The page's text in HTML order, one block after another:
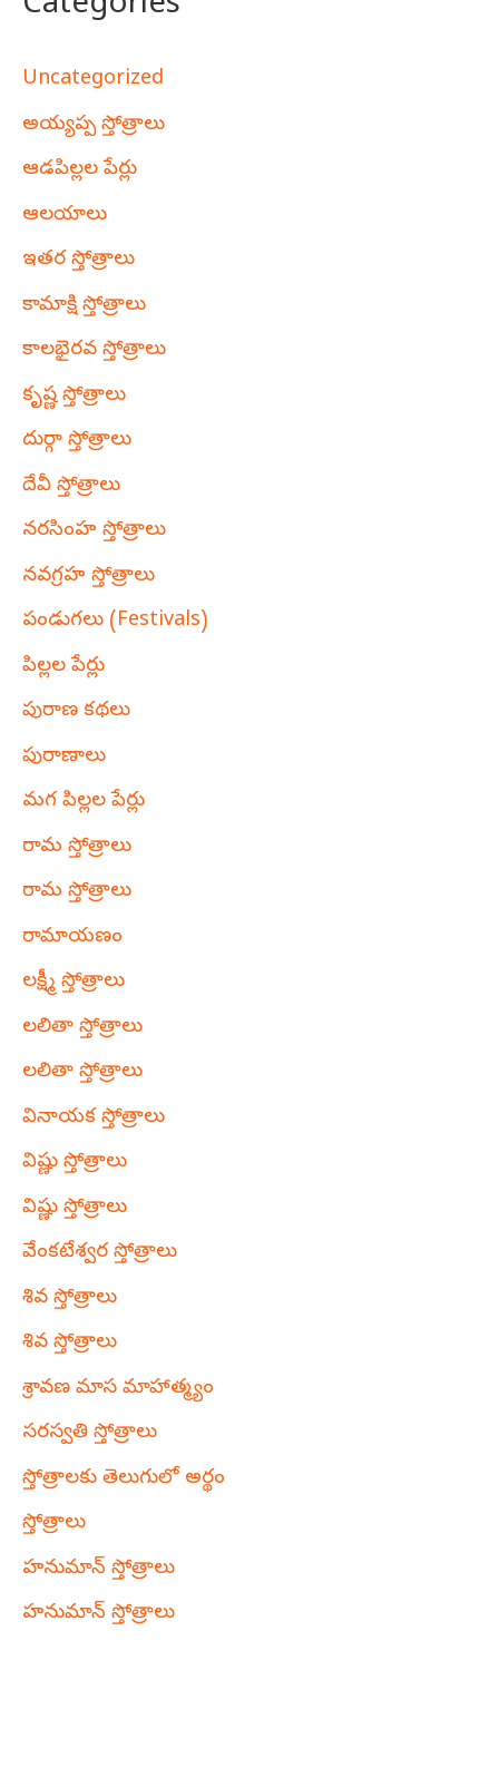
Uncategorized
అయ్యప్ప స్తోత్రాలు
ఆడపిల్లల పేర్లు
ఆలయాలు
ఇతర స్తోత్రాలు
కామాక్షి స్తోత్రాలు
కాలభైరవ స్తోత్రాలు
కృష్ణ స్తోత్రాలు
దుర్గా స్తోత్రాలు
దేవీ స్తోత్రాలు
నరసింహ స్తోత్రాలు
నవగ్రహ స్తోత్రాలు
పండుగలు (Festivals)
పిల్లల పేర్లు
పురాణ కథలు
పురాణాలు
మగ పిల్లల పేర్లు
రామ స్తోత్రాలు
రామ స్తోత్రాలు
రామాయణం
లక్ష్మీ స్తోత్రాలు
లలితా స్తోత్రాలు
లలితా స్తోత్రాలు
వినాయక స్తోత్రాలు
విష్ణు స్తోత్రాలు
విష్ణు స్తోత్రాలు
వేంకటేశ్వర స్తోత్రాలు
శివ స్తోత్రాలు
శివ స్తోత్రాలు
శ్రావణ మాస మాహాత్మ్యం
సరస్వతి స్తోత్రాలు
స్తోత్రాలకు తెలుగులో అర్థం
స్తోత్రాలు
హనుమాన్ స్తోత్రాలు
హనుమాన్ స్తోత్రాలు